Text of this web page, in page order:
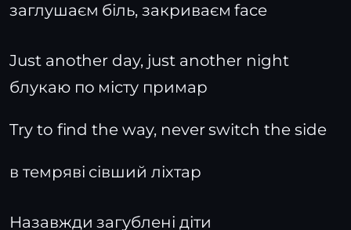
заглушаєм біль, закриваєм face
Just another day, just another night
блукаю по місту примар
Try to find the way, never switch the side
в темряві сівший ліхтар
Назавжди загублені діти